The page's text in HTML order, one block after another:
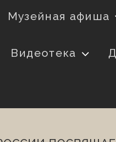
Музейная афиша
Видеотека